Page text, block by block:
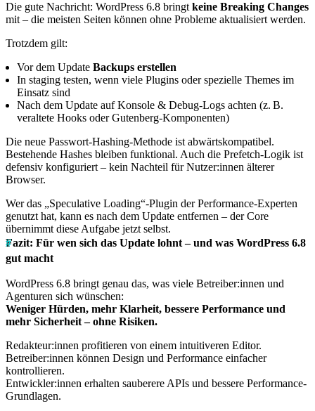
Die gute Nachricht: WordPress 6.8 bringt keine Breaking Changes
mit – die meisten Seiten können ohne Probleme aktualisiert werden.
Trotzdem gilt:
Vor dem Update Backups erstellen
In staging testen, wenn viele Plugins oder spezielle Themes im
Einsatz sind
Nach dem Update auf Konsole & Debug-Logs achten (z. B.
veraltete Hooks oder Gutenberg-Komponenten)
Die neue Passwort-Hashing-Methode ist abwärtskompatibel.
Bestehende Hashes bleiben funktional. Auch die Prefetch-Logik ist
defensiv konfiguriert – kein Nachteil für Nutzer:innen älterer
Browser.
Wer das „Speculative Loading“-Plugin der Performance-Experten
genutzt hat, kann es nach dem Update entfernen – der Core
übernimmt diese Aufgabe jetzt selbst.
Fazit: Für wen sich das Update lohnt – und was WordPress 6.8
gut macht
WordPress 6.8 bringt genau das, was viele Betreiber:innen und
Agenturen sich wünschen:
Weniger Hürden, mehr Klarheit, bessere Performance und
mehr Sicherheit – ohne Risiken.
Redakteur:innen profitieren von einem intuitiveren Editor.
Betreiber:innen können Design und Performance einfacher
kontrollieren.
Entwickler:innen erhalten sauberere APIs und bessere Performance-
Grundlagen.